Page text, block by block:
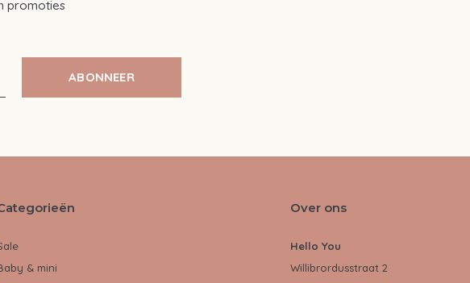
promoties
ABONNEER
& mini
Over ons
Hello You
Willibrordusstraat 2